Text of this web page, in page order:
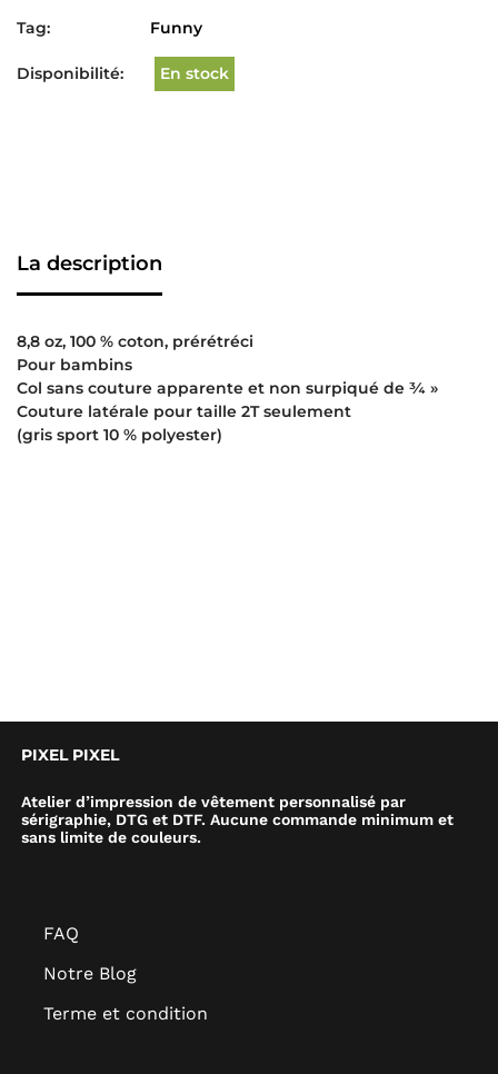
Tag:
Funny
Disponibilité: En stock
La description
8,8 oz, 100 % coton, prérétréci
Pour bambins
Col sans couture apparente et non surpiqué de ¾ »
Couture latérale pour taille 2T seulement
(gris sport 10 % polyester)
PIXEL PIXEL
Atelier d’impression de vêtement personnalisé par
sérigraphie, DTG et DTF. Aucune commande minimum et
sans limite de couleurs.
FAQ
Notre Blog
Terme et condition